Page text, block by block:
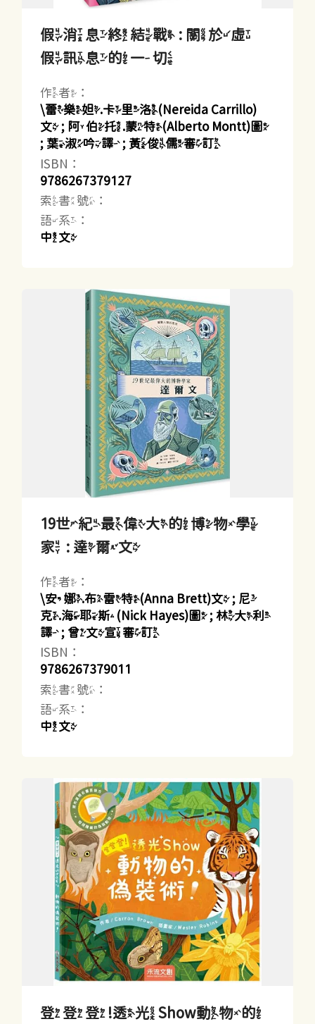
假消息終結戰 : 關於虛
假訊息的一切
作者：
\蕾樂妲.卡里洛(Nereida Carrillo)
文 ; 阿伯托.蒙特(Alberto Montt)圖
; 葉淑吟譯 ; 黃俊儒審訂
ISBN：
9786267379127
索書號：
語系：
中文
19世紀最偉大的博物學
家 : 達爾文
作者：
\安娜.布雷特(Anna Brett)文 ; 尼
克.海耶斯(Nick Hayes)圖 ; 林大利
譯 ; 曾文宣審訂
ISBN：
9786267379011
索書號：
語系：
中文
登登登!透光Show動物的